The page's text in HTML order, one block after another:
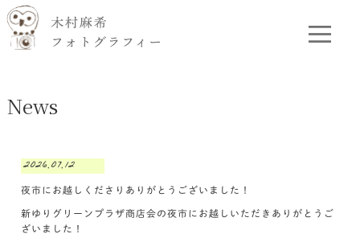
News
2026.07.12
夜市にお越しくださりありがとうございました！
新ゆりグリーンプラザ商店会の夜市にお越しいただきありがとうご
ざいました！